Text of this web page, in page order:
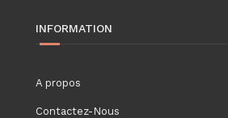
INFORMATION
A propos
Contactez-Nous